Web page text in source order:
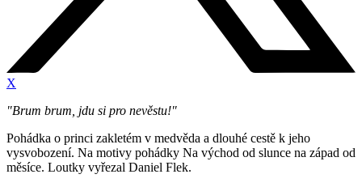
X
"Brum brum, jdu si pro nevěstu!"
Pohádka o princi zakletém v medvěda a dlouhé cestě k jeho
vysvobození. Na motivy pohádky Na východ od slunce na západ od
měsíce. Loutky vyřezal Daniel Flek.